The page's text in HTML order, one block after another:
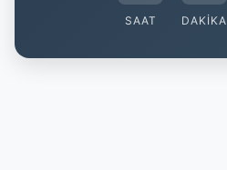
SAAT DAKIKA